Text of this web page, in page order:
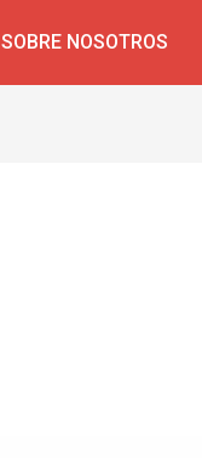
SOBRE NOSOTROS